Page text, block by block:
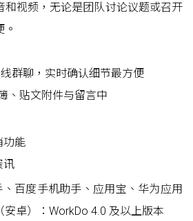
和视频，无论是团队讨论议题或召开
群聊，实时确认细节最方便
、贴文附件与留言中
功能
讯
百度手机助手、应用宝、华为应用
卓）：WorkDo 4.0 及以上版本